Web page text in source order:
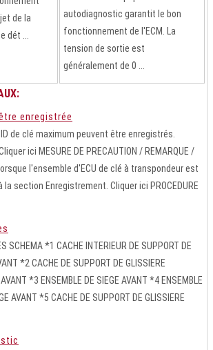
de la
dét ...
autodiagnostic garantit le bon
fonctionnement de l'ECM. La
tension de sortie est
généralement de 0 ...
enregistrée
ID de clé maximum peuvent être enregistrés.
ici MESURE DE PRECAUTION / REMARQUE /
Lorsque l'ensemble d'ECU de clé à transpondeur est
section Enregistrement. Cliquer ici PROCEDURE
SCHEMA *1 CACHE INTERIEUR DE SUPPORT DE
*2 CACHE DE SUPPORT DE GLISSIERE
*3 ENSEMBLE DE SIEGE AVANT *4 ENSEMBLE
AVANT *5 CACHE DE SUPPORT DE GLISSIERE